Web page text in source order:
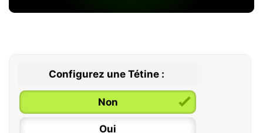
Configurez une Tétine :
Non
Oui